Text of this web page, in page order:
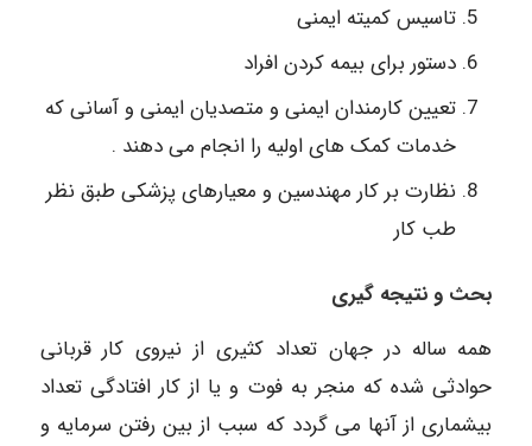
تاسیس کمیته ایمنی
دستور برای بیمه کردن افراد
تعیین کارمندان ایمنی و متصدیان ایمنی و آسانی که
خدمات کمک های اولیه را انجام می دهند .
نظارت بر کار مهندسین و معیارهای پزشکی طبق نظر
طب کار
بحث و نتیجه گیری
همه ساله در جهان تعداد کثیری از نیروی کار قربانی
حوادثی شده که منجر به فوت و یا از کار افتادگی تعداد
بیشماری از آنها می گردد که سبب از بین رفتن سرمایه و